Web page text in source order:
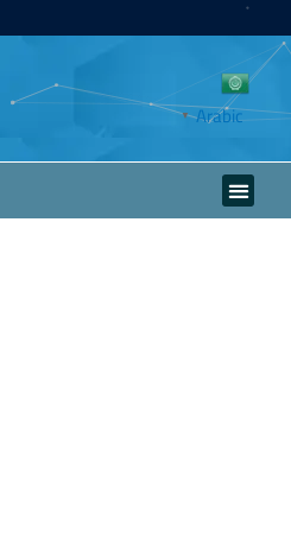
Arabic
▼
Menu